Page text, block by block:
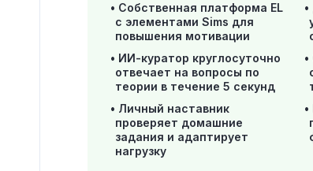
Собственная платформа EL
с элементами Sims для
повышения мотивации
ИИ-куратор круглосуточно
отвечает на вопросы по
теории в течение 5 секунд
Личный наставник
проверяет домашние
задания и адаптирует
нагрузку